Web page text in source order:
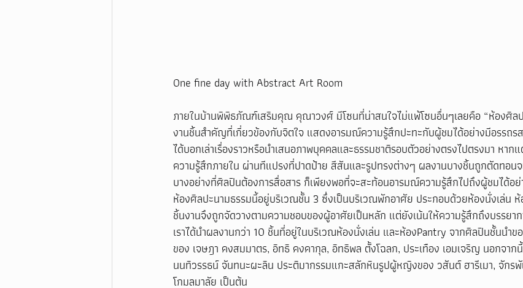
One fine day with Abstract Art Room
ภายในบ้านพิพิธภัณฑ์เสริมคุณ คุณาวงศ์ มีโซนที่น่าสนใจไม่แพ้โซนอื่นๆเลยคือ “ห้องศิล
งานชิ้นสำคัญที่เกี่ยวข้องกับจิตใจ แสดงอารมณ์ความรู้สึกปะทะกับผู้ชมได้อย่างมีอรรถร
ได้บอกเล่าเรื่องราวหรือนำเสนอภาพบุคคลและธรรมชาติรอบตัวอย่างตรงไปตรงมา หา
ความรู้สึกภายใน ผ่านทีแปรงที่ปาดป้าย สีสันและรูปทรงต่างๆ ผลงานบางชิ้นถูกตัดทอ
บางอย่างที่ศิลปินต้องการสื่อสาร ก็เพียงพอที่จะสะท้อนอารมณ์ความรู้สึกไปถึงผู้ชมได้อ
ห้องศิลปะนามธรรมนี้อยู่บริเวณชั้น 3 ซึ่งเป็นบริเวณพักอาศัย ประกอบด้วยห้องนั่งเล่น
ชิ้นงานจึงถูกจัดวางตามความชอบของผู้อาศัยเป็นหลัก แต่ยังเน้นให้ความรู้สึกถึงบรรย
เราได้นำผลงานกว่า 10 ชิ้นที่อยู่ในบริเวณห้องนั่งเล่น และห้องPantry จากศิลปินชั้นนำข
ของ เจษฎา คงสมมาตร, อิทธิ คงคากุล, อิทธิพล ตั้งโฉลก, ประเทือง เอมเจริญ นอกจาก
นนทิวรรธน์ จันทนะผะลิน ประติมากรรมแกะสลักหินรูปผู้หญิงของ วสันต์ ฮารีเมา, จักร
โกมลมาลัย เป็นต้น